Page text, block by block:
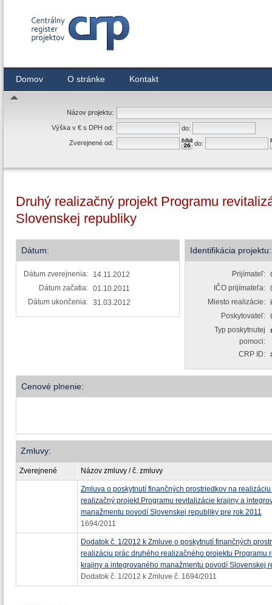
Domov O stránke Kontakt
Názov projektu:
Výška v € s DPH od:
do:
Zverejnené od:
do:
Druhý realizačný projekt Programu
Slovenskej republiky
Dátum:
Dátum zverejnenia:
14.11.2012
Dátum začatia: 01.10.2011
Dátum ukončenia: 31.03.2012
Identifikácia projektu:
Prijímateľ:
IČO prijímateľa:
Miesto realizácie:
Poskytovateľ:
Typ poskytnutej
pomoci:
CRP ID:
Cenové plnenie:
Zmluvy:
Zverejnené Názov zmluvy / č. zmluvy
Zmluva o poskytnutí finančných prostriedkov na
realizačný projekt Programu revitalizácie krajiny a
manažmentu povodí Slovenskej republiky pre rok 2011
1694/2011
Dodatok č. 1/2012 k Zmluve o poskytnutí finančných
realizáciu prác druhého realizačného projektu Programu
krajiny a integrovaného manažmentu povodí Slovenskej
Dodatok č. 1/2012 k Zmluve č. 1694/2011